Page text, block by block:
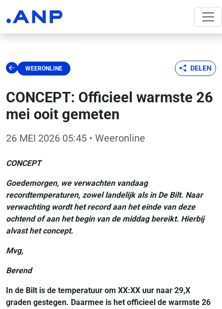
WEERONLINE DELEN
CONCEPT: Officieel warmste 26
mei ooit gemeten
26 MEI 2026 05:45 • Weeronline
CONCEPT
Goedemorgen, we verwachten vandaag
recordtemperaturen, zowel landelijk als in De Bilt. Naar
verwachting wordt het record aan het einde van deze
ochtend of aan het begin van de middag bereikt. Hierbij
alvast het concept.
Mvg,
Berend
In de Bilt is de temperatuur om XX:XX uur naar 29,X
graden gestegen. Daarmee is het officieel de warmste 26